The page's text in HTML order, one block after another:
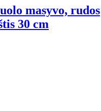
masyvo, rudos
30 cm